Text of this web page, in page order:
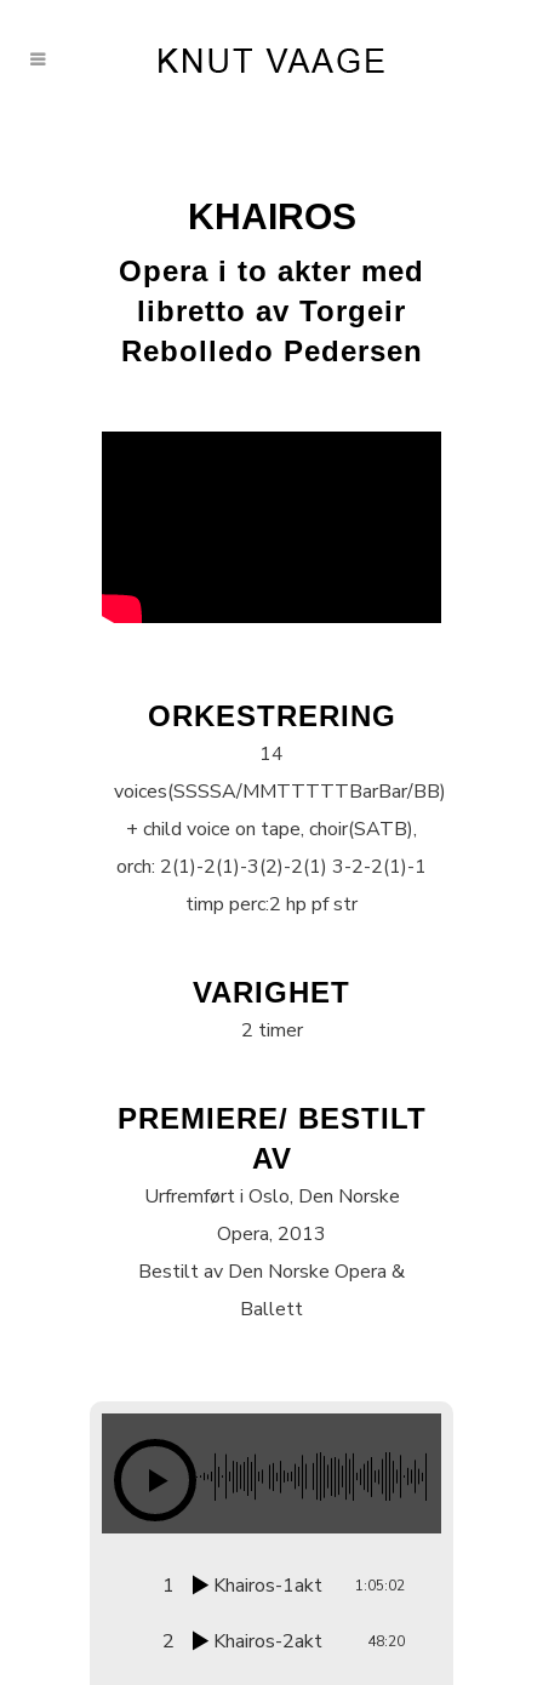
KHAIROS
Opera i to akter med
libretto av Torgeir
Rebolledo Pedersen
ORKESTRERING
14
voices(SSSSA/MMTTTTTBarBar/BB)
+ child voice on tape, choir(SATB),
orch: 2(1)-2(1)-3(2)-2(1) 3-2-2(1)-1
timp perc:2 hp pf str
VARIGHET
2 timer
PREMIERE/ BESTILT
AV
Urfremført i Oslo, Den Norske
Opera, 2013
Bestilt av Den Norske Opera &
Ballett
1 Khairos-1akt 1:05:02
2 Khairos-2akt 48:20